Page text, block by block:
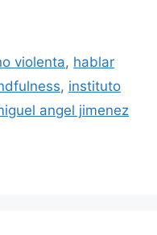
violenta, hablar
, instituto
angel jimenez